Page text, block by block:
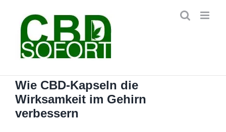
springen
Wie CBD-Kapseln die
Wirksamkeit im Gehirn
verbessern